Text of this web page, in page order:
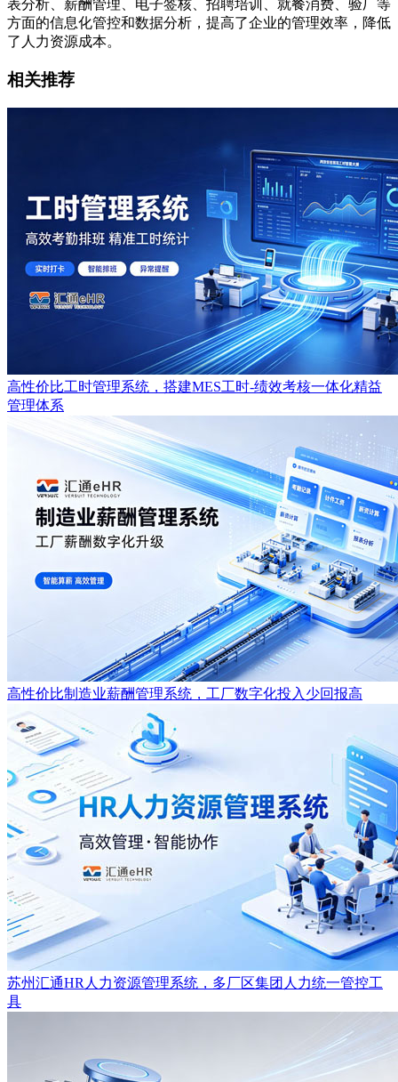
表分析、薪酬管理、电子签核、招聘培训、就餐消费、验厂等
方面的信息化管控和数据分析，提高了企业的管理效率，降低
了人力资源成本。
相关推荐
高性价比工时管理系统，搭建MES工时-绩效考核一体化精益
管理体系
高性价比制造业薪酬管理系统，工厂数字化投入少回报高
苏州汇通HR人力资源管理系统，多厂区集团人力统一管控工
具